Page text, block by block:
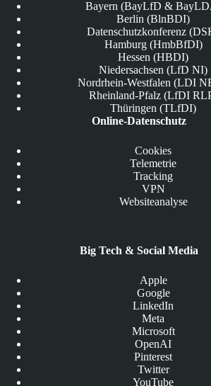
Bayern (BayLfD &
Berlin (BlnBDI)
Datenschutzkonferenz
Hamburg (HmbBfDI)
Hessen (HBDI)
Niedersachsen (LfD NI)
Nordrhein-Westfalen (LDI
Rheinland-Pfalz (LfDI
Thüringen (TLfDI)
Online-Datenschutz
Cookies
Telemetrie
Tracking
VPN
Websiteanalyse
Big Tech & Social Media
Apple
Google
LinkedIn
Meta
Microsoft
OpenAI
Pinterest
Twitter
YouTube